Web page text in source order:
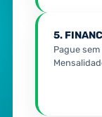
5.
Pague